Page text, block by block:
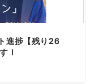
進捗【残り26
！